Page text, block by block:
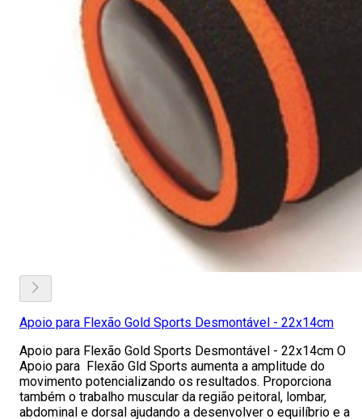
Apoio para Flexão Gold Sports Desmontável - 22x14cm
Apoio para Flexão Gold Sports Desmontável - 22x14cm O
Apoio para Flexão Gld Sports aumenta a amplitude do
movimento potencializando os resultados. Proporciona
também o trabalho muscular da região peitoral, lombar,
abdominal e dorsal ajudando a desenvolver o equilíbrio e a